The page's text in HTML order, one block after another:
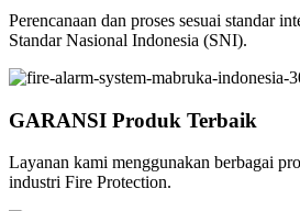
Perencanaan dan proses sesuai standar
Standar Nasional Indonesia (SNI).
GARANSI Produk Terbaik
Layanan kami menggunakan berbagai
industri Fire Protection.